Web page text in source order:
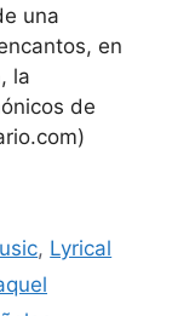
una
en
la
de
, Lyrical